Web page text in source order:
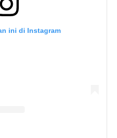
ini di Instagram